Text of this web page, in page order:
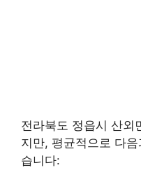
전라북도 정읍시 산외
지만, 평균적으로 다
습니다: